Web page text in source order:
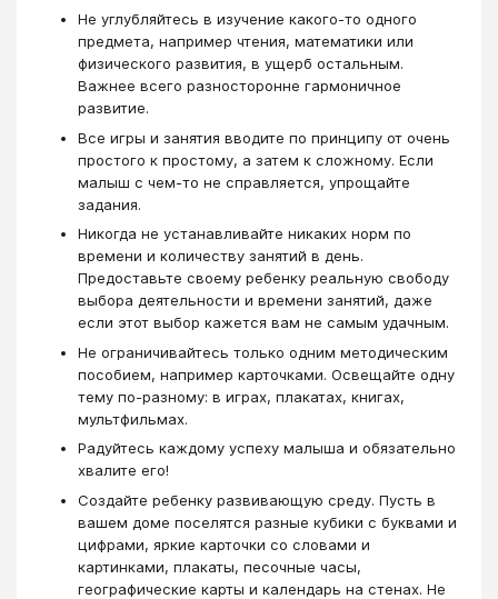
Не углубляйтесь в изучение какого-то одного
предмета, например чтения, математики или
физического развития, в ущерб остальным.
Важнее всего разносторонне гармоничное
развитие.
Все игры и занятия вводите по принципу от очень
простого к простому, а затем к сложному. Если
малыш с чем-то не справляется, упрощайте
задания.
Никогда не устанавливайте никаких норм по
времени и количеству занятий в день.
Предоставьте своему ребенку реальную свободу
выбора деятельности и времени занятий, даже
если этот выбор кажется вам не самым удачным.
Не ограничивайтесь только одним методическим
пособием, например карточками. Освещайте одну
тему по-разному: в играх, плакатах, книгах,
мультфильмах.
Радуйтесь каждому успеху малыша и обязательно
хвалите его!
Создайте ребенку развивающую среду. Пусть в
вашем доме поселятся разные кубики с буквами и
цифрами, яркие карточки со словами и
картинками, плакаты, песочные часы,
географические карты и календарь на стенах. Не